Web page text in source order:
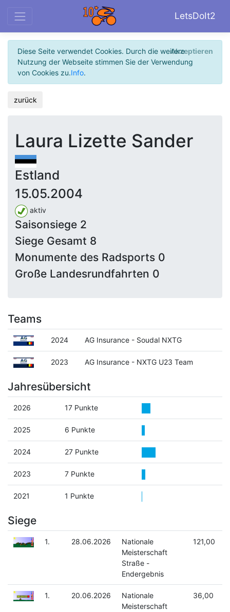
LetsDoIt2
Diese Seite verwendet Cookies. Durch die weitere
Nutzung der Webseite stimmen Sie der Verwendung
von Cookies zu.Info.
Akzeptieren
zurück
Laura Lizette Sander
Estland
15.05.2004
aktiv
Saisonsiege 2
Siege Gesamt 8
Monumente des Radsports 0
Große Landesrundfahrten 0
Teams
2024 AG Insurance - Soudal NXTG
2023 AG Insurance - NXTG U23 Team
Jahresübersicht
2026 17 Punkte
2025 6 Punkte
2024 27 Punkte
2023 7 Punkte
2021 1 Punkte
Siege
1. 28.06.2026
Nationale
Meisterschaft
Straße -
Endergebnis
121,00
1. 20.06.2026
Nationale
Meisterschaft
36,00